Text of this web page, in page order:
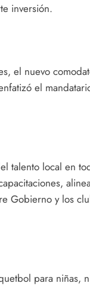
inversión.
el nuevo
el
talento local en
Gobierno y los
para niñas,